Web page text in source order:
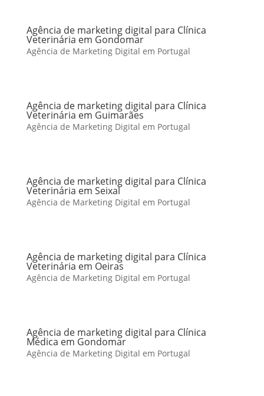
Agência de marketing digital para Clínica
Veterinária em Gondomar
Agência de Marketing Digital em Portugal
Agência de marketing digital para Clínica
Veterinária em Guimarães
Agência de Marketing Digital em Portugal
Agência de marketing digital para Clínica
Veterinária em Seixal
Agência de Marketing Digital em Portugal
Agência de marketing digital para Clínica
Veterinária em Oeiras
Agência de Marketing Digital em Portugal
Agência de marketing digital para Clínica
Médica em Gondomar
Agência de Marketing Digital em Portugal